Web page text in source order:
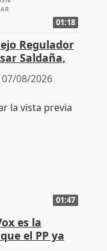
01:18
Regulador
Saldaña,
07/08/2026
01:47
es la
el PP ya